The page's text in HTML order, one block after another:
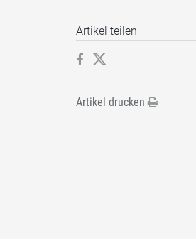
Artikel teilen
Artikel drucken